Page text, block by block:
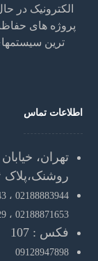
الکترونیک در
پروژه های
ترین
اطلاعات تماس
تهران،
روشنک،پلاک ۴، طبقه ۲، واحد ۶
02188883944 ،
02188871653 ،
فکس : 107
09128947898